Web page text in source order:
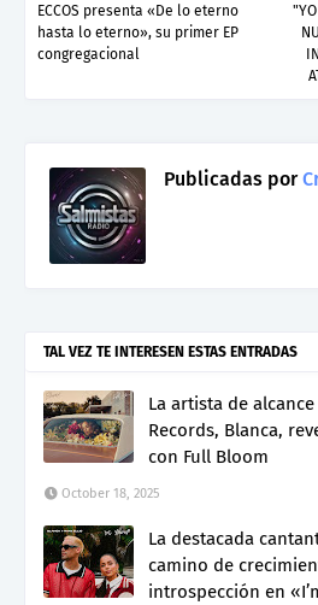
ECCOS presenta «De lo eterno
hasta lo eterno», su primer EP
congregacional
Publicadas por
TAL VEZ TE INTERESEN ESTAS ENTRADAS
La artista de
Records, Blanca,
con Full Bloom
October 18, 2025
La destacada
camino de
introspección en